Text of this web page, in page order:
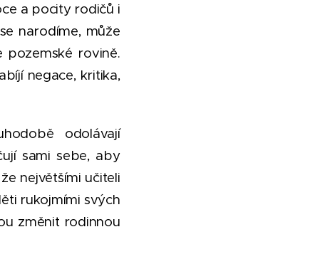
a pocity rodičů i
narodíme, může
rovině.
negace, kritika,
odolávají
sami sebe, aby
největšími učiteli
rukojmími svých
změnit rodinnou